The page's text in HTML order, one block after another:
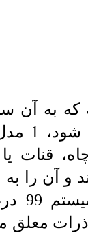
که به آن
آب
قنات یا
و آن را به
معلق